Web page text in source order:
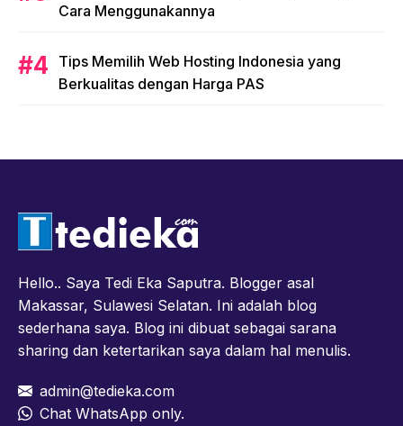
Cara Menggunakannya
Tips Memilih Web Hosting Indonesia yang
Berkualitas dengan Harga PAS
Hello.. Saya Tedi Eka Saputra. Blogger asal
Makassar, Sulawesi Selatan. Ini adalah blog
sederhana saya. Blog ini dibuat sebagai sarana
sharing dan ketertarikan saya dalam hal menulis.
admin@tedieka.com
Chat WhatsApp only.